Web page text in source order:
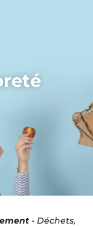
- Déchets,